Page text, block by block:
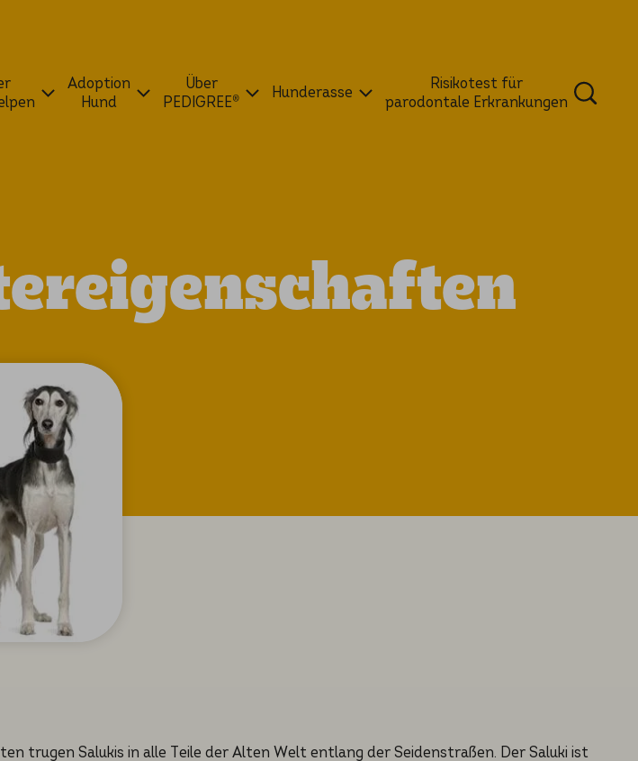
Adoption
Hund
Über
PEDIGREE®
Hunderasse
Risikotest für
parodontale Erkrankungen
trugen Salukis in alle Teile der Alten Welt entlang der Seidenstraßen. Der Saluki ist